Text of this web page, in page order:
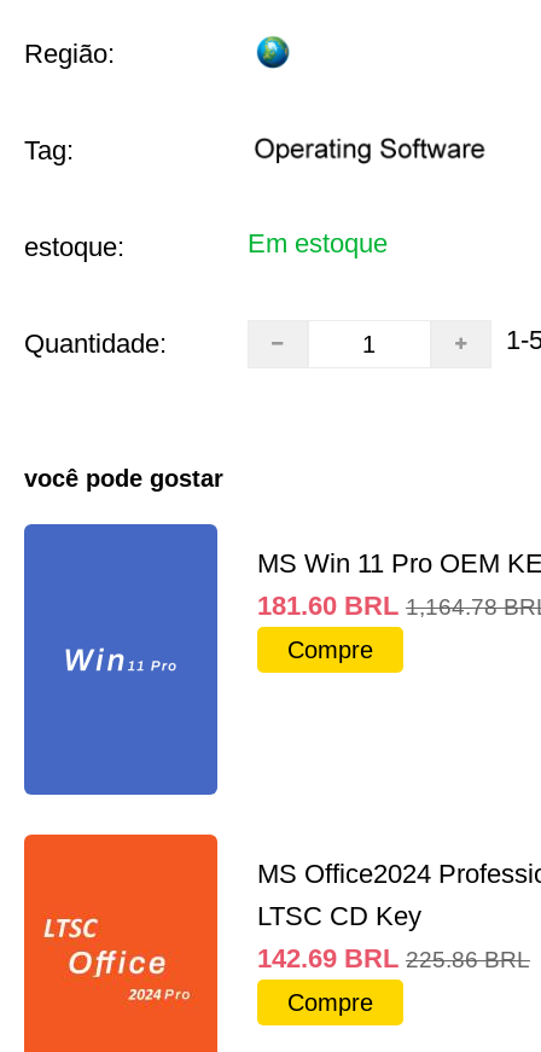
Região:
Tag:
estoque: Em estoque
Quantidade: 1-
você pode gostar
MS Win 11 Pro OEM
181.60 BRL 1,164.78
Compre
MS Office2024
LTSC CD Key
142.69 BRL 225.86 BRL
Compre